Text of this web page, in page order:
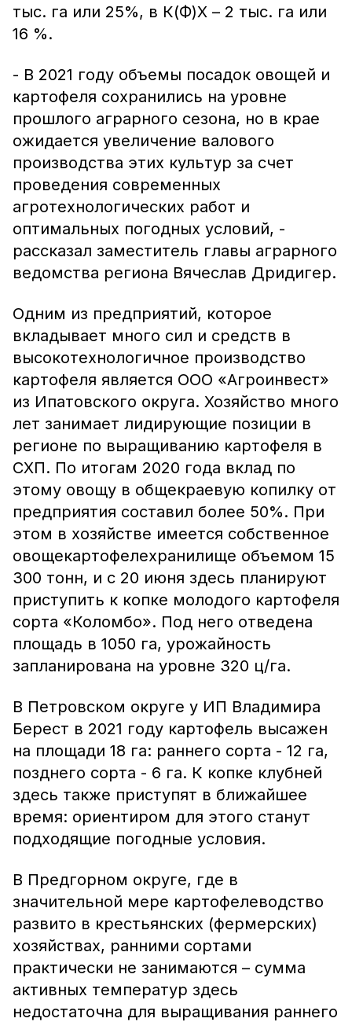
тыс. га или 25%, в К(Ф)Х – 2 тыс. га или
16 %.
- В 2021 году объемы посадок овощей и
картофеля сохранились на уровне
прошлого аграрного сезона, но в крае
ожидается увеличение валового
производства этих культур за счет
проведения современных
агротехнологических работ и
оптимальных погодных условий, -
рассказал заместитель главы аграрного
ведомства региона Вячеслав Дридигер.
Одним из предприятий, которое
вкладывает много сил и средств в
высокотехнологичное производство
картофеля является ООО «Агроинвест»
из Ипатовского округа. Хозяйство много
лет занимает лидирующие позиции в
регионе по выращиванию картофеля в
СХП. По итогам 2020 года вклад по
этому овощу в общекраевую копилку от
предприятия составил более 50%. При
этом в хозяйстве имеется собственное
овощекартофелехранилище объемом 15
300 тонн, и с 20 июня здесь планируют
приступить к копке молодого картофеля
сорта «Коломбо». Под него отведена
площадь в 1050 га, урожайность
запланирована на уровне 320 ц/га.
В Петровском округе у ИП Владимира
Берест в 2021 году картофель высажен
на площади 18 га: раннего сорта - 12 га,
позднего сорта - 6 га. К копке клубней
здесь также приступят в ближайшее
время: ориентиром для этого станут
подходящие погодные условия.
В Предгорном округе, где в
значительной мере картофелеводство
развито в крестьянских (фермерских)
хозяйствах, ранними сортами
практически не занимаются – сумма
активных температур здесь
недостаточна для выращивания раннего